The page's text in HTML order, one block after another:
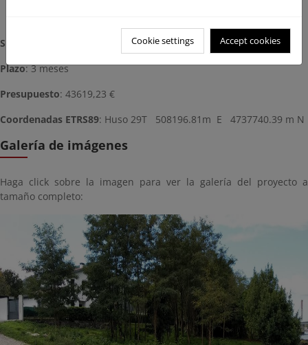
Situación:
Plazo: 3 meses
Presupuesto: 43619,23 €
Coordenadas ETRS89: Huso 29T 508196.81m E 4737740.39 m N
Galería de imágenes
Haga click sobre la imagen para ver la galería del proyecto a
tamaño completo:
Cookie settings Accept cookies